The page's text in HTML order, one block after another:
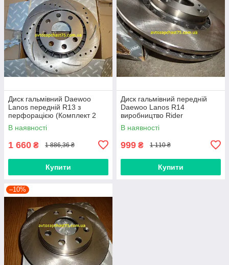
Диск гальмівний Daewoo
Lanos передній R13 з
перфорацією (Комплект 2
штуки) виробництво Rider,
Угорщина
В наявності
1 660 ₴ 1 886,36 ₴
Купити
Диск гальмівний передній
Daewoo Lanos R14
виробництво Rider
В наявності
999 ₴ 1 110 ₴
Купити
–10%